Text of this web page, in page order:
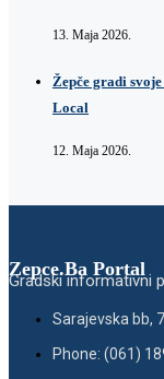
13. Maja 2026.
Žepče gradi
Local
12. Maja 2026.
Zepce.Ba Portal
Gradski informativni
Sarajevska bb,
Phone: (061)